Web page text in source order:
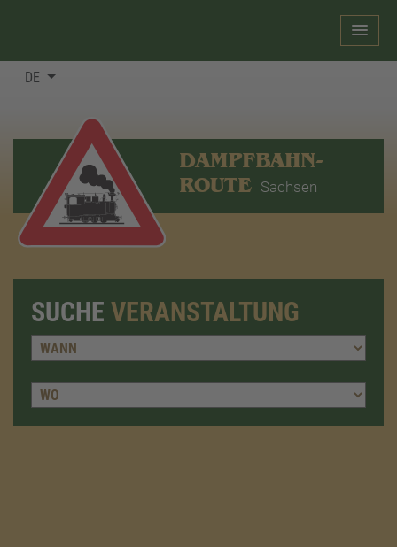
DE
DAMPFBAHN-
ROUTE Sachsen
SUCHE VERANSTALTUNG